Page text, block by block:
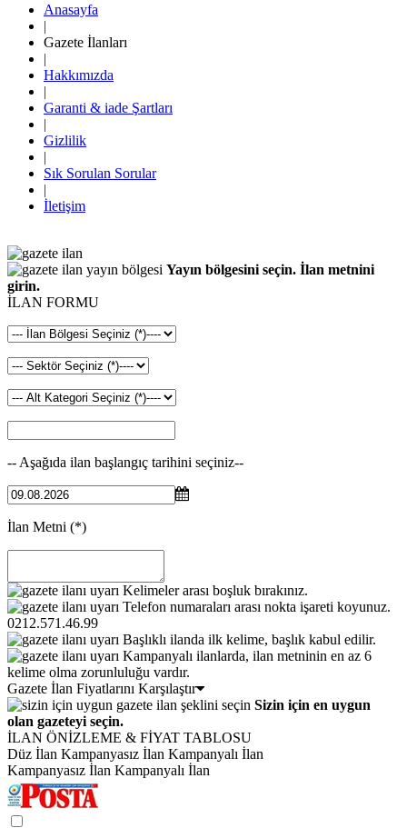
Anasayfa
|
Gazete İlanları
|
Hakkımızda
|
Garanti & iade Şartları
|
Gizlilik
|
Sık Sorulan Sorular
|
İletişim
Yayın bölgesini seçin. İlan metnini
girin.
İLAN FORMU
-- Aşağıda ilan başlangıç tarihini seçiniz--
İlan Metni (*)
Kelimeler arası boşluk bırakınız.
Telefon numaraları arası nokta işareti koyunuz.
0212.571.46.99
Başlıklı ilanda ilk kelime, başlık kabul edilir.
Kampanyalı ilanlarda, ilan metninin en az 6
kelime olma zorunluluğu vardır.
Gazete İlan Fiyatlarını Karşılaştır
Sizin için en uygun
olan gazeteyi seçin.
İLAN ÖNİZLEME & FİYAT TABLOSU
Düz İlan Kampanyasız İlan Kampanyalı İlan
Kampanyasız İlan Kampanyalı İlan